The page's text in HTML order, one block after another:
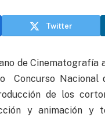
Twitter
de Cinematografía
Concurso Nacional
de los
y animación y